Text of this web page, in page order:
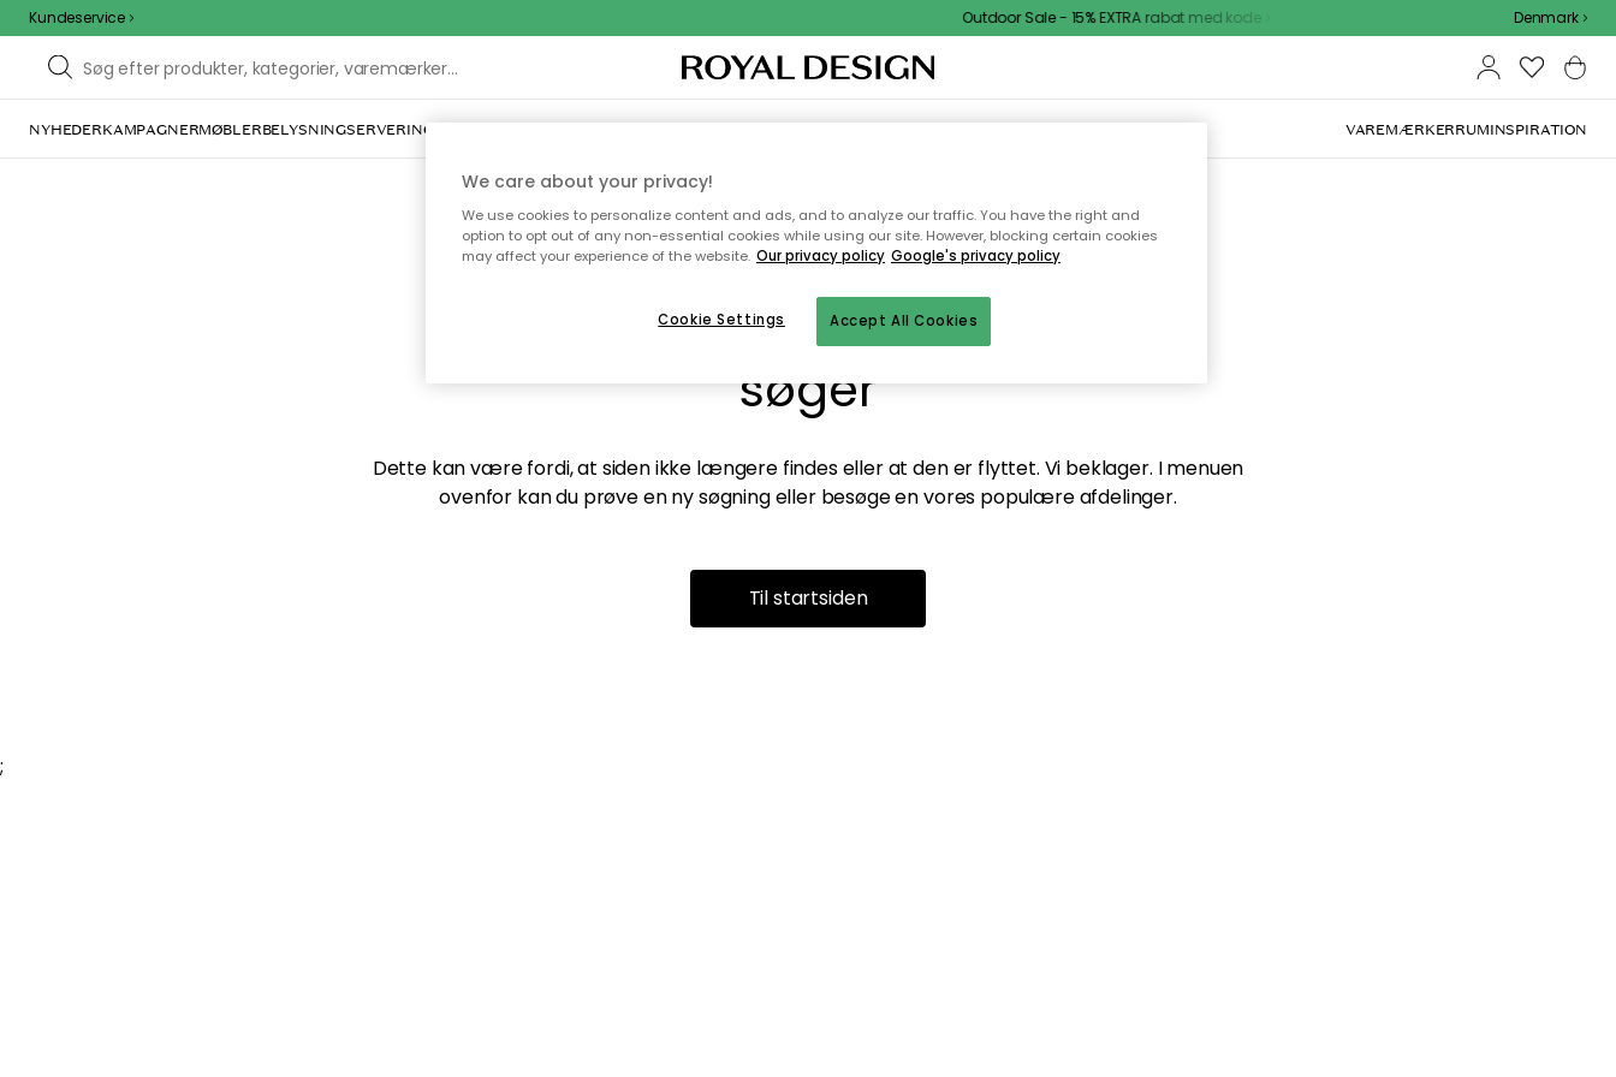
Kundeservice Outdoor Sale - 15% EXTRA rabat med kode Denmark
NYHEDERKAMPAGNERMØBLERBELYSNINGSERVERING INDRETNINGTEKSTIL & TÆPPERKØKKENETOPBEVARINGHAVEMØBLER VAREMÆRKERRUMINSPIRATION
Vi fandt desværre ikke siden du
søger
Dette kan være fordi, at siden ikke længere findes eller at den er flyttet. Vi beklager. I menuen
ovenfor kan du prøve en ny søgning eller besøge en vores populære afdelinger.
Til startsiden
;
We care about your privacy!
We use cookies to personalize content and ads, and to analyze our traffic. You have the right and
option to opt out of any non-essential cookies while using our site. However, blocking certain cookies
may affect your experience of the website. Our privacy policy Google's privacy policy
Accept All Cookies
Cookie Settings